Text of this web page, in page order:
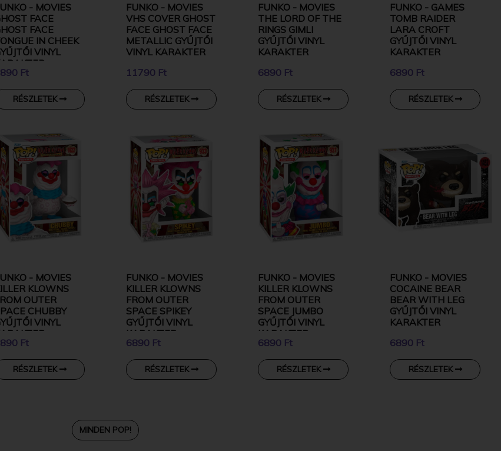
- MOVIES
FACE
FACE
IN CHEEK
VINYL
Ft
RÉSZLETEK
FUNKO - MOVIES
VHS COVER GHOST
FACE GHOST FACE
METALLIC GYŰJTŐI
VINYL KARAKTER
11790 Ft
RÉSZLETEK
FUNKO - MOVIES
THE LORD OF THE
RINGS GIMLI
GYŰJTŐI VINYL
KARAKTER
6890 Ft
RÉSZLETEK
FUNKO - GAMES
TOMB RAIDER
LARA CROFT
GYŰJTŐI VINYL
KARAKTER
6890 Ft
RÉSZLETEK
- MOVIES
KLOWNS
OUTER
CHUBBY
VINYL
Ft
RÉSZLETEK
FUNKO - MOVIES
KILLER KLOWNS
FROM OUTER
SPACE SPIKEY
GYŰJTŐI VINYL
KARAKTER
6890 Ft
RÉSZLETEK
FUNKO - MOVIES
KILLER KLOWNS
FROM OUTER
SPACE JUMBO
GYŰJTŐI VINYL
KARAKTER
6890 Ft
RÉSZLETEK
FUNKO - MOVIES
COCAINE BEAR
BEAR WITH LEG
GYŰJTŐI VINYL
KARAKTER
6890 Ft
RÉSZLETEK
MINDEN POP!